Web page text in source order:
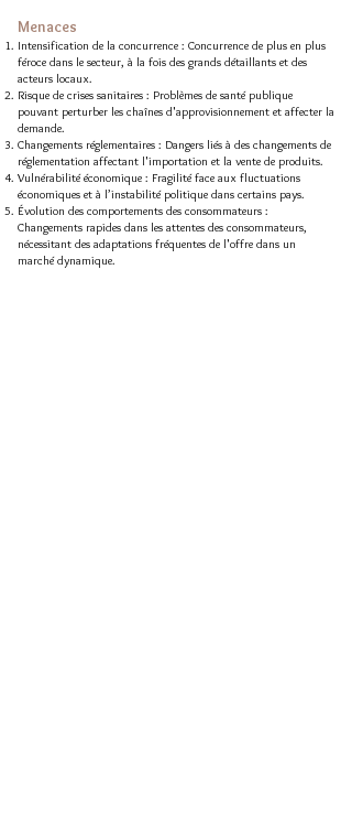
Menaces
Intensification de la concurrence : Concurrence de plus en plus
féroce dans le secteur, à la fois des grands détaillants et des
acteurs locaux.
Risque de crises sanitaires : Problèmes de santé publique
pouvant perturber les chaînes d'approvisionnement et affecter la
demande.
Changements réglementaires : Dangers liés à des changements de
réglementation affectant l'importation et la vente de produits.
Vulnérabilité économique : Fragilité face aux fluctuations
économiques et à l’instabilité politique dans certains pays.
Évolution des comportements des consommateurs :
Changements rapides dans les attentes des consommateurs,
nécessitant des adaptations fréquentes de l'offre dans un
marché dynamique.